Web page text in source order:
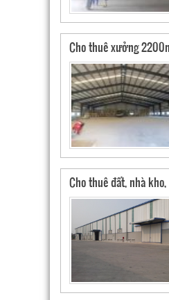
Cho thuê xưởng
Cho thuê đất, nhà